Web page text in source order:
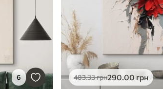
6 483.33грн290.00 грн